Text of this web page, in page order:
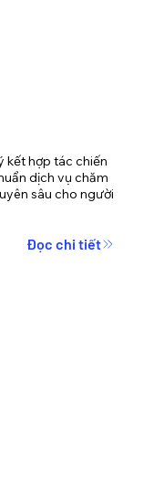
kết hợp tác chiến
dịch vụ chăm
sâu cho người
Đọc chi tiết